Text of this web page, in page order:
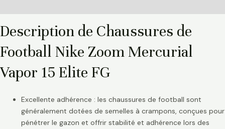
Description de Chaussures de
Football Nike Zoom Mercurial
Vapor 15 Elite FG
Excellente adhérence : les chaussures de football sont
généralement dotées de semelles à crampons, conçues pour
pénétrer le gazon et offrir stabilité et adhérence lors des